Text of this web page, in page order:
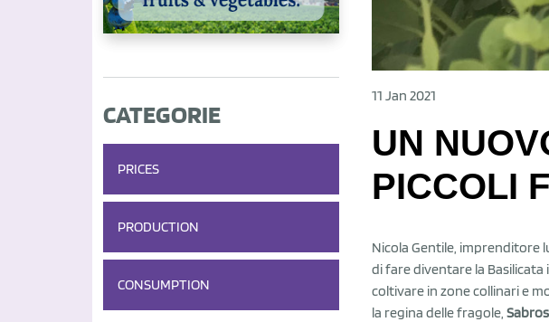
CATEGORIE
PRICES
PRODUCTION
CONSUMPTION
11 Jan 2021
UN
PICCOLI
Nicola Gentile, imprenditore
di fare diventare la
coltivare in zone collinari e
la regina delle fragole,